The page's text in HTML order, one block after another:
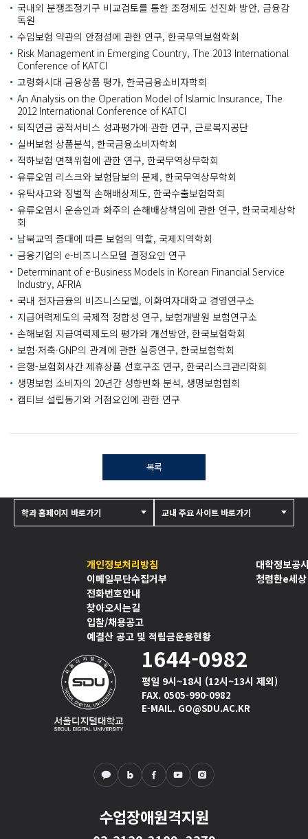
국내외 분쟁조정기구 비교검토를 통한 조정제도 선진화 방안, 금융감
독원
수입보험 약관의 안정성에 관한 연구, 한국무역보험학회
Risk Management in Emerging Country, The 2013 International
Conference of KATCI
고령화시대 금융상품 평가, 한국금융소비자학회
An Analysis on the Operation Model of Islamic Insurance, The
2012 International Conference of KATCI
퇴직연금 공적서비스 성과평가에 관한 연구, 근로복지공단
실버보험 상품분석, 한국금융소비자학회
적하보험 면책위험에 관한 연구, 한국무역상무학회
유류오염 리스크와 보험담보의 문제, 한국무역상무학회
유탁사고와 징벌적 손해배상제도, 한국수출보험학회
유류오염시 운송인과 화주의 손해배상책임에 관한 연구, 한국국제상학
회
남북교역 증대에 따른 보험의 역할, 국제지역학회
금융기업의 e-비즈니스모델 결정요인 연구
Determinant of e-Business Models in Korean Financial Service
Industry, AFRIA
국내 전자금융의 비즈니스모델, 이화여자대학교 경영연구소
지급여력제도의 국제적 정합성 연구, 보험개발원 보험연구소
손해보험 지급여력제도의 평가와 개선방안, 한국보험학회
보험·저축·GNP의 관계에 관한 실증연구, 한국보험학회
은행-보험회사간 제휴상품 선호구조 연구, 한국리스크관리학회
생명보험 소비자의 20년간 성향변화 분석, 생명보험협회
캡티브 설립동기와 거점요인에 관한 연구
목록
개인정보처리방침
이메일무단수집거부
전화번호안내
찾아오시는길
입찰/채용공고
예결산 공고 및 적립금운용현황
대학정보공
청렴한e세상
1644-0982
평일 9시~18시 (12시~13시 제외)
FAX. 0505-990-0982
E-MAIL. GO@SDU.AC.KR
수업장애원격지원
학과 홈페이지 바로가기 교내 주요 사이트 바로가기